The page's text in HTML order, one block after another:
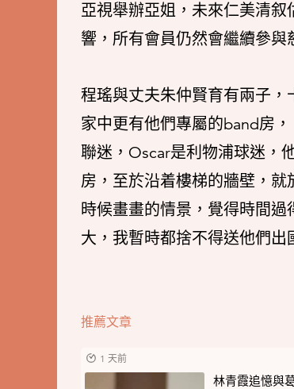
亞視舉辦亞姐，未來仁美清
響，所有會員仍然會繼續參與
程瑤與丈夫朱仲賢育有兩子，
家中更有他們專屬的band房
聯迷，Oscar是利物浦球迷，
房，至於沿着樓梯的牆壁，
時候畫畫的情景，覺得時間
大，我暫時都捨不得送他們
推薦文章
1 天前
林青霞追憶與